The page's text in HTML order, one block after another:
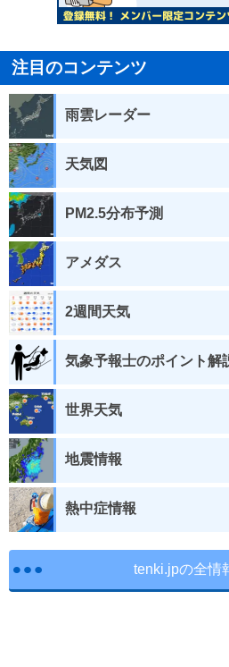
注目のコンテンツ
雨雲レーダー
天気図
PM2.5分布予測
アメダス
2週間天気
気象予報士のポイント解
世界天気
地震情報
熱中症情報
tenki.jpの全情